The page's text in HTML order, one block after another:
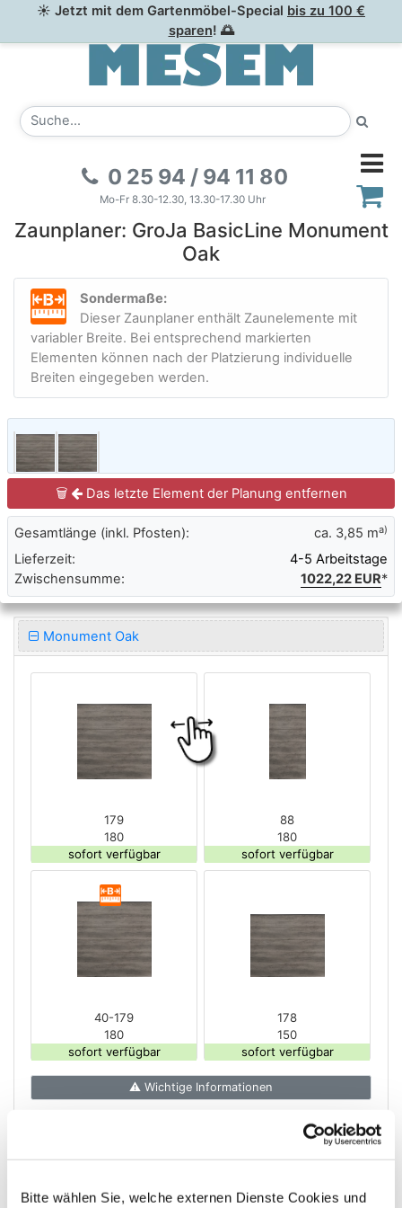
Bitte wählen Sie, welche externen Dienste Cookies und
☀ Jetzt mit dem Gartenmöbel-Special bis zu 100 €
sparen! 🌅
0 25 94 / 94 11 80
Mo-Fr 8.30-12.30, 13.30-17.30 Uhr
Zaunplaner: GroJa BasicLine Monument
Oak
Sondermaße:
Dieser Zaunplaner enthält Zaunelemente mit
variabler Breite. Bei entsprechend markierten
Elementen können nach der Platzierung individuelle
Breiten eingegeben werden.
🗑 Das letzte Element der Planung entfernen
Gesamtlänge (inkl. Pfosten): ca. 3,85 ma)
Lieferzeit:
4-5 Arbeitstage
Zwischensumme:
1022,22 EUR*
Monument Oak
179
180
sofort verfügbar
40-179
180
sofort verfügbar
88
180
sofort verfügbar
178
150
sofort verfügbar
⚠ Wichtige Informationen